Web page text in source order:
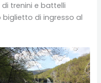
di trenini e battelli
di ingresso al